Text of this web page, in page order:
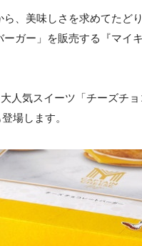
、美味しさを求めてたど
ガー」を販売する『マイ
人気スイーツ「チーズチョ
場します。